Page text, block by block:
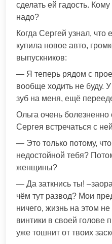
сделать ей гадость. Кому
надо?
Когда Сергей узнал,
купила новое авто,
выпускников:
— Я теперь рядом с
вообще ходить не буду.
зуб на меня, ещё
Ольга очень болезненно
Сергея встречаться с
— Это только потому,
недостойной тебя?
женщины?
— Да заткнись ты!
чём тут развод? Мои
ничего, жизнь на этом
винтики в своей голове
уже тошнит от твоих